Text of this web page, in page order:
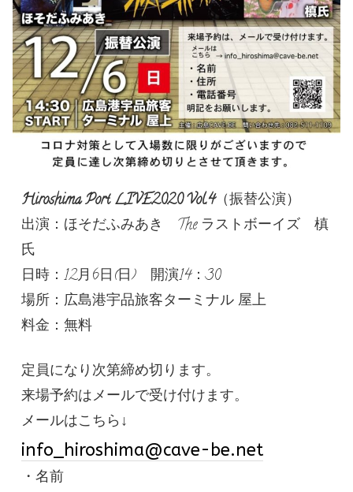
Hiroshima Port LIVE2020 Vol.4（振替公演）
出演：ほそだふみあき The ラストボーイズ 槙
氏
日時：12月6日(日) 開演14：30
場所：広島港宇品旅客ターミナル 屋上
料金：無料
定員になり次第締め切ります。
来場予約はメールで受け付けます。
メールはこちら↓
info_hiroshima@cave-be.net
・名前